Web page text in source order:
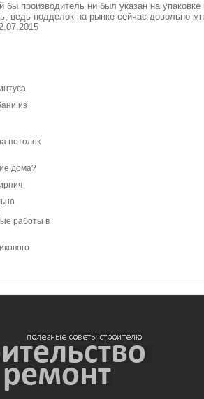
бы производитель ни был указан на упаковке
ведь подделок на рынке сейчас довольно
из
потолок
дома?
работы в